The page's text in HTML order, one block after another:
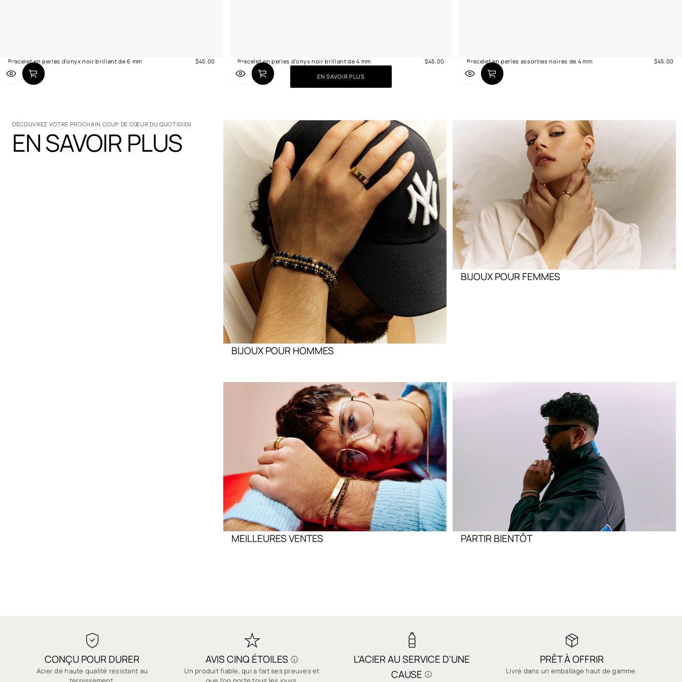
Bracelet en perles d'onyx noir brillant de 6 mm
Prix
$45.00 Bracelet en perles d'onyx noir brillant de 4 mm
Prix
$45.00 Bracelet en perles assorties noires de 4 mm
Prix
$45.00
EN SAVOIR PLUS
DÉCOUVREZ VOTRE PROCHAIN COUP DE CŒUR DU QUOTIDIEN
EN SAVOIR PLUS
BIJOUX POUR HOMMES
BIJOUX POUR FEMMES
MEILLEURES VENTES PARTIR BIENTÔT
CONÇU POUR DURER
Acier de haute qualité résistant au
AVIS CINQ ÉTOILES
Un produit fiable, qui a fait ses preuves et
L'ACIER AU SERVICE D'UNE
CAUSE
PRÊT À OFFRIR
Livré dans un emballage haut de gamme.